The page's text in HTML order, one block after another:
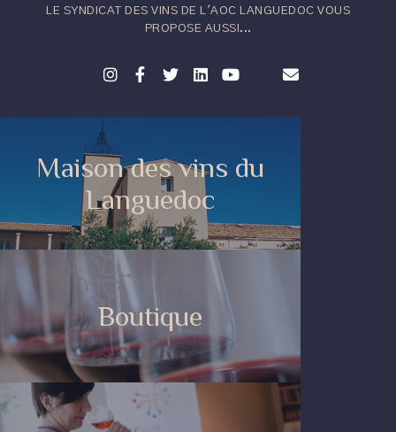
LE SYNDICAT DES VINS DE L'AOC LANGUEDOC VOUS
PROPOSE AUSSI...
Maison des vins du
Languedoc
Boutique